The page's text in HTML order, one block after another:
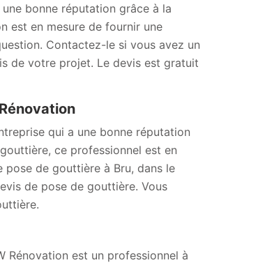
bonne réputation grâce à la
est en mesure de fournir une
Contactez-le si vous avez un
de votre projet. Le devis est gratuit
qui a une bonne réputation
ce professionnel est en
pose de gouttière à Bru, dans le
de pose de gouttière. Vous
Rénovation est un professionnel à